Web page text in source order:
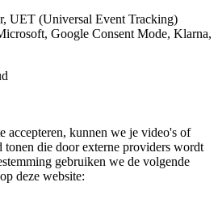
UET (Universal Event Tracking)
Google Consent Mode, Klarna,
accepteren, kunnen we je video's of
tonen die door externe providers wordt
gebruiken we de volgende
deze website: